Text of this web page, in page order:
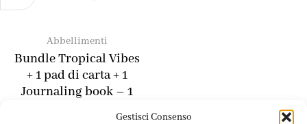
Gestisci Consenso
Abbellimenti
Bundle Tropical Vibes
+ 1 pad di carta + 1
Journaling book – 1